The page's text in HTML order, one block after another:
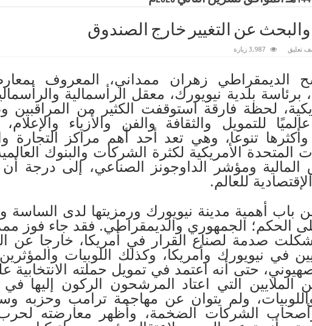
عن التغيير خارج الصندوق
تعليق 3,987 زيارة
زهران ممداني، المعروف
برئاسة بلدية نيويورك، معقل الرأسمالية
لحظة فارقة استوقفت الكثير من المراقبين
للتمويل والثقافة والفن والأزياء
وأكثرها تنوعا، وهي تعد أحد أهم مراكز التجارة
المتحدة الأمريكية لكثرة الشركات والبنوك
المالية ومؤشر الداوجونز الصناعي، إلى درجة
للعالم.
باب أهمية مدينة نيويورك ورمزيتها لدى الساسة
الحكم؛ الجمهوري والديمقراطي. فقد جاء فوز
صدمة لصناع القرار في أمريكا، خارجا عن
في نيويورك وأمريكا، وكذلك اللوبيات
حتى أنه اعتمد في تمويل حملته الانتخابية
الملايين التي اعتاد المرشحون الركون إليها في
واللوبيات، ولم يتوان عن مهاجمة ترامب وحزبه
وأصحاب الشركات الضخمة، وأظهر معارضته